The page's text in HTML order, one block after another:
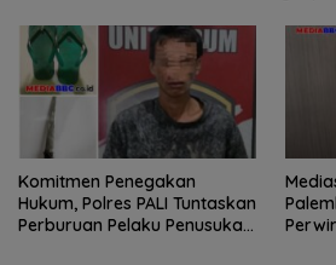
Komitmen Penegakan
Hukum, Polres PALI Tuntaskan
Perburuan Pelaku Penusukan